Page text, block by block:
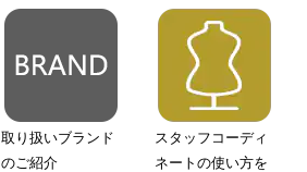
取り扱いブランド
のご紹介
スタッフコーディ
ネートの使い方を